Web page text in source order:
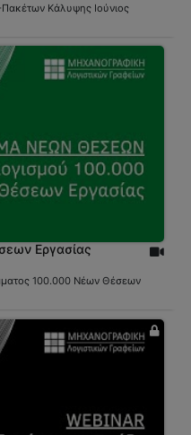
Κάλυψης Ιούνιος
Εργασίας
100.000 Νέων Θέσεων